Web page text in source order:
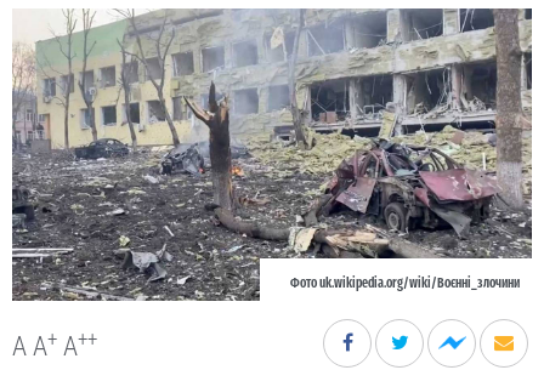
Фото uk.wikipedia.org/wiki/Воєнні_злочини
A A+ A++